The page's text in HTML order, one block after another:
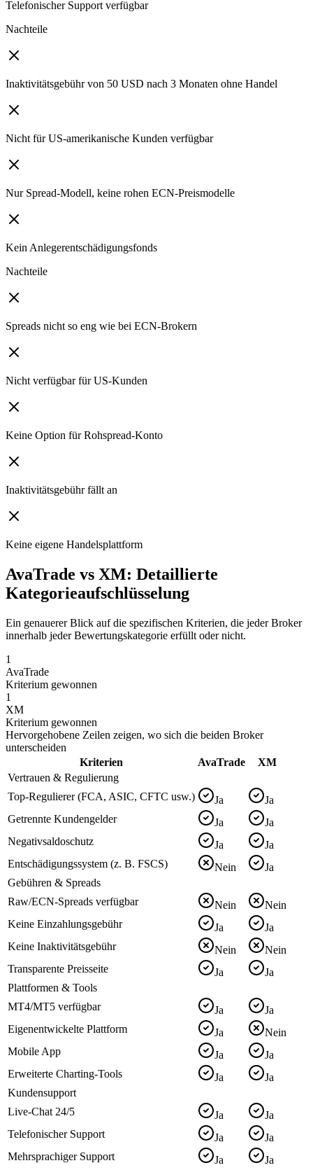
Telefonischer Support verfügbar
Nachteile
Inaktivitätsgebühr von 50 USD nach 3 Monaten ohne Handel
Nicht für US-amerikanische Kunden verfügbar
Nur Spread-Modell, keine rohen ECN-Preismodelle
Kein Anlegerentschädigungsfonds
Nachteile
Spreads nicht so eng wie bei ECN-Brokern
Nicht verfügbar für US-Kunden
Keine Option für Rohspread-Konto
Inaktivitätsgebühr fällt an
Keine eigene Handelsplattform
AvaTrade vs XM: Detaillierte
Kategorieaufschlüsselung
Ein genauerer Blick auf die spezifischen Kriterien, die jeder Broker
innerhalb jeder Bewertungskategorie erfüllt oder nicht.
1
AvaTrade
Kriterium gewonnen
1
XM
Kriterium gewonnen
Hervorgehobene Zeilen zeigen, wo sich die beiden Broker
unterscheiden
Kriterien
AvaTrade
XM
Vertrauen & Regulierung
Top-Regulierer (FCA, ASIC, CFTC usw.)
Ja
Ja
Getrennte Kundengelder
Ja
Ja
Negativsaldoschutz
Ja
Ja
Entschädigungssystem (z. B. FSCS)
Nein
Ja
Gebühren & Spreads
Raw/ECN-Spreads verfügbar
Nein
Nein
Keine Einzahlungsgebühr
Ja
Ja
Keine Inaktivitätsgebühr
Nein
Nein
Transparente Preisseite
Ja
Ja
Plattformen & Tools
MT4/MT5 verfügbar
Ja
Ja
Eigenentwickelte Plattform
Ja
Nein
Mobile App
Ja
Ja
Erweiterte Charting-Tools
Ja
Ja
Kundensupport
Live-Chat 24/5
Ja
Ja
Telefonischer Support
Ja
Ja
Mehrsprachiger Support
Ja Ja